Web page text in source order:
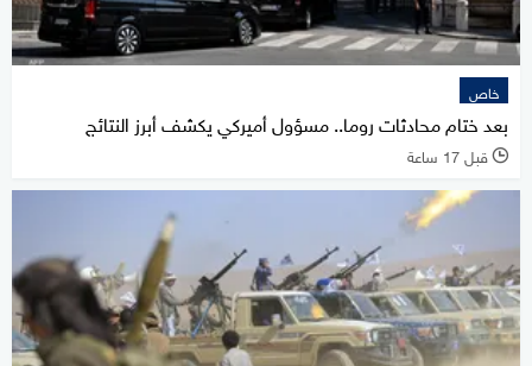
خاص
بعد ختام محادثات روما.. مسؤول أميركي يكشف أبرز النتائج
l قبل 17 ساعة